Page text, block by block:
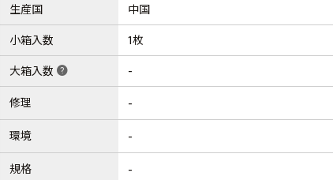
生産国 中国
小箱入数 1枚
大箱入数 help -
修理 -
環境 -
規格 -